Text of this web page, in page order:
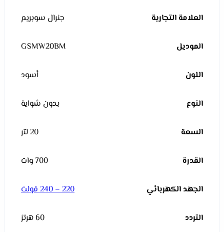
العلامة التجارية جنرال سوبريم
الموديل GSMW20BM
اللون أسود
النوع بدون شواية
السعة 20 لتر
القدرة 700 وات
الجهد الكهربائي 220 – 240 فولت
التردد 60 هرتز